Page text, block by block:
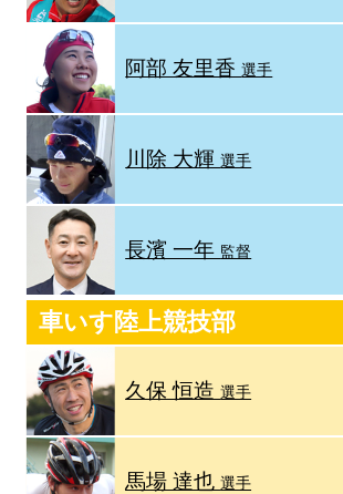
阿部 友里香選手
川除 大輝選手
長濱 一年 監督
車いす陸上競技部
久保 恒造選手
馬場 達也選手